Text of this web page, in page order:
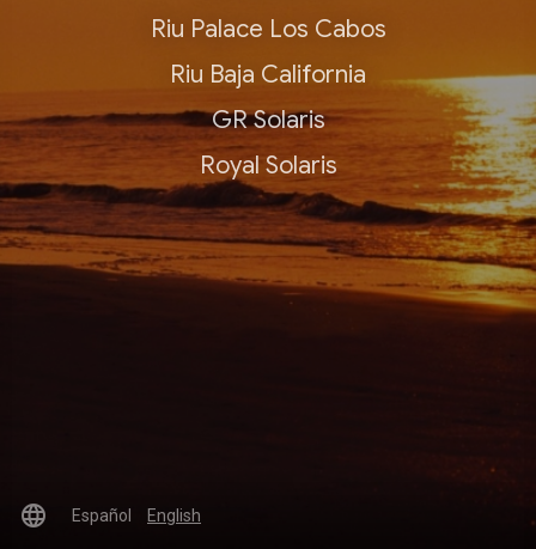
Riu Palace Los Cabos
Riu Baja California
GR Solaris
Royal Solaris
language Español English